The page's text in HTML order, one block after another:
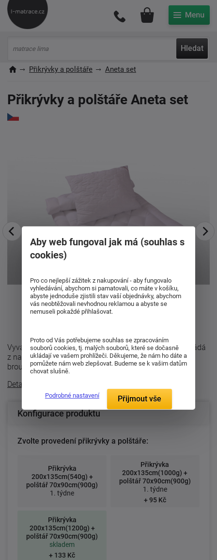
Hledat
Můj účet
Přikrývky a polštáře Aneta set
Přikrývky a polštáře Aneta set
Vyvařovací, antibakteriální ložní souprava Aneta se skládá
z nadýchané a hebké přikrývky a polštáře. Povrch je z
broušené tkaniny ...
Detailní popis
Konfigurace produktu
Zvolte provedení přikrývky a polštáře:
Přikrývka
200x135cm(540g) +
polštář 70x90cm(900g)
1. týdne
Přikrývka
200x135cm(1000g) +
polštář 70x90cm(900g)
1. týdne
+ 95 Kč
Přikrývka
200x135cm(1200g) +
polštář 70x90cm(900g)
skladem
+ 133 Kč
Aby web fungoval jak má (souhlas s
cookies)
Pro co nejlepší zážitek z nakupování - aby fungovalo
vyhledávání, abychom si pamatovali, co máte v košíku,
abyste jednoduše zjistili stav vaší objednávky, abychom
vás neobtěžovali nevhodnou reklamou a abyste se
nemuseli pokaždé přihlašovat.
Proto od Vás potřebujeme souhlas se zpracováním
souborů cookies, tj. malých souborů, které se dočasně
ukládají ve vašem prohlížeči. Děkujeme, že nám ho dáte a
pomůžete nám web zlepšovat. Budeme se k vašim datům
chovat slušně.
Podrobné nastavení Přijmout vše